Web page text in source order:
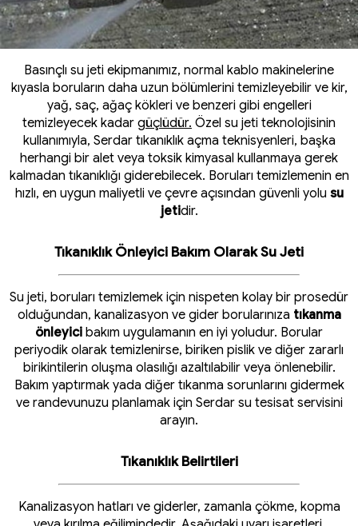
Basınçlı su jeti ekipmanımız, normal kablo makinelerine
kıyasla boruların daha uzun bölümlerini temizleyebilir ve kir,
yağ, saç, ağaç kökleri ve benzeri gibi engelleri
temizleyecek kadar güçlüdür. Özel su jeti teknolojisinin
kullanımıyla, Serdar tıkanıklık açma teknisyenleri, başka
herhangi bir alet veya toksik kimyasal kullanmaya gerek
kalmadan tıkanıklığı giderebilecek. Boruları temizlemenin en
hızlı, en uygun maliyetli ve çevre açısından güvenli yolu su
jetidir.
Tıkanıklık Önleyici Bakım Olarak Su Jeti
Su jeti, boruları temizlemek için nispeten kolay bir prosedür
olduğundan, kanalizasyon ve gider borularınıza tıkanma
önleyici bakım uygulamanın en iyi yoludur. Borular
periyodik olarak temizlenirse, biriken pislik ve diğer zararlı
birikintilerin oluşma olasılığı azaltılabilir veya önlenebilir.
Bakım yaptırmak yada diğer tıkanma sorunlarını gidermek
ve randevunuzu planlamak için Serdar su tesisat servisini
arayın.
Tıkanıklık Belirtileri
Kanalizasyon hatları ve giderler, zamanla çökme, kopma